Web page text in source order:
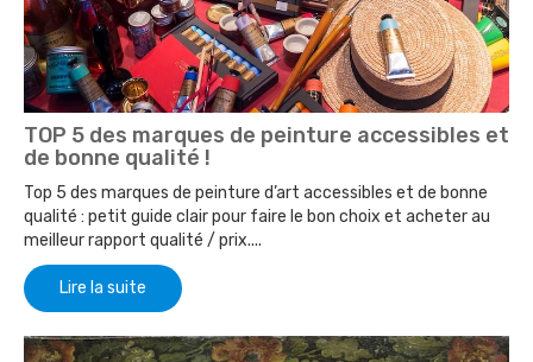
TOP 5 des marques de peinture accessibles et
de bonne qualité !
Top 5 des marques de peinture d’art accessibles et de bonne
qualité : petit guide clair pour faire le bon choix et acheter au
meilleur rapport qualité / prix....
Lire la suite